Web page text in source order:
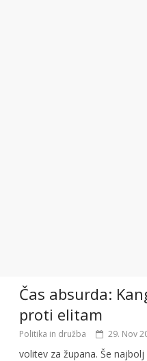
Čas absurda:
proti elitam
Politika in družba 29. Nov
volitev za župana. Še